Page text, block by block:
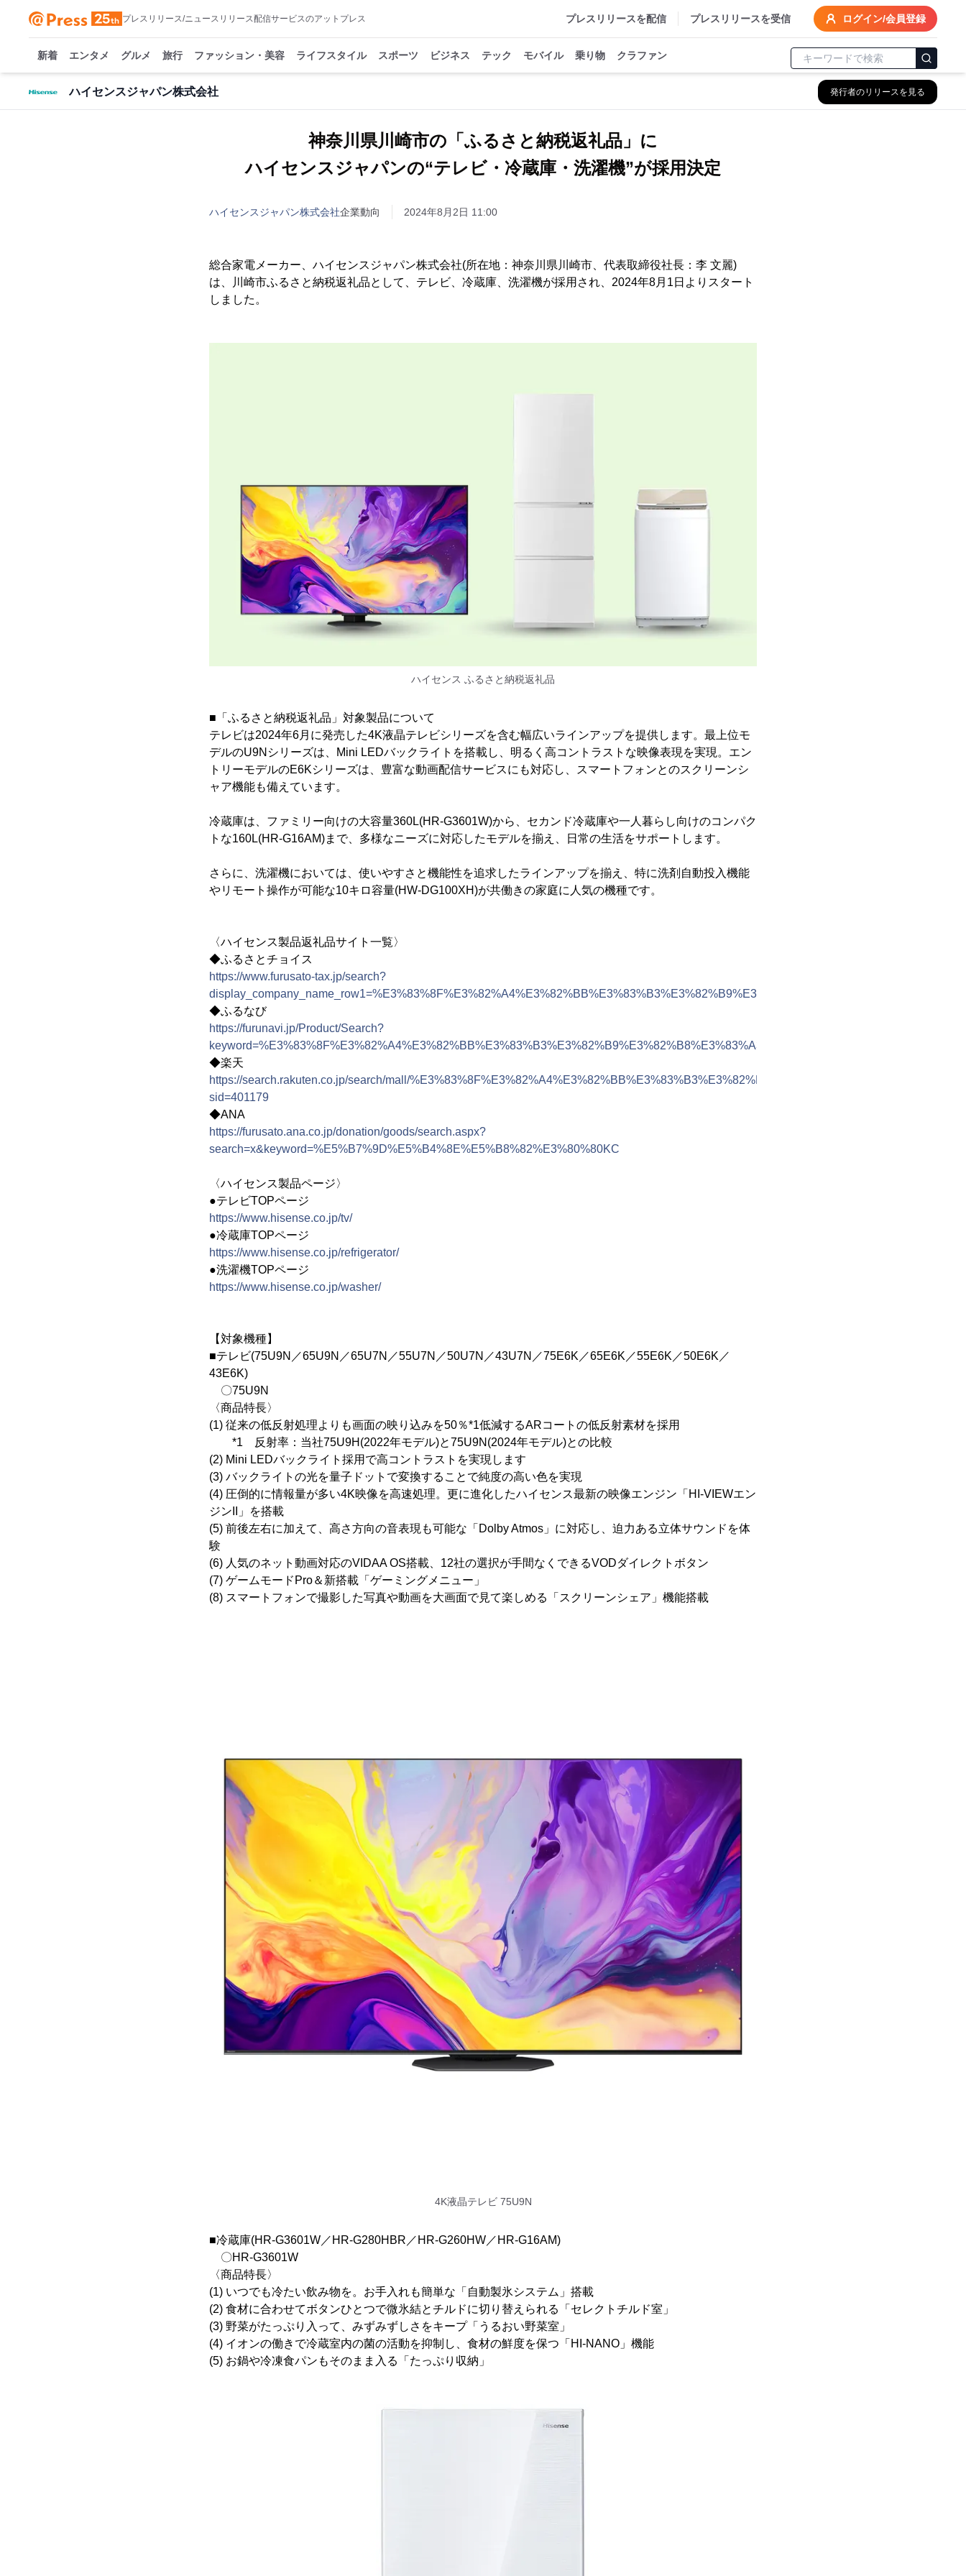
プレスリリース/ニュースリリース配信サービスのアットプレス プレスリリースを配信 プレスリリースを受信 ログイン/会員登録
新着 エンタメ グルメ 旅行 ファッション・美容 ライフスタイル スポーツ ビジネス テック モバイル 乗り物 クラファン
ハイセンスジャパン株式会社 発行者のリリースを見る
神奈川県川崎市の「ふるさと納税返礼品」に
ハイセンスジャパンの“テレビ・冷蔵庫・洗濯機”が採用決定
ハイセンスジャパン株式会社企業動向 2024年8月2日 11:00
総合家電メーカー、ハイセンスジャパン株式会社(所在地：神奈川県川崎市、代表取締役社長：李 文麗)
は、川崎市ふるさと納税返礼品として、テレビ、冷蔵庫、洗濯機が採用され、2024年8月1日よりスタート
しました。
ハイセンス ふるさと納税返礼品
■「ふるさと納税返礼品」対象製品について
テレビは2024年6月に発売した4K液晶テレビシリーズを含む幅広いラインアップを提供します。最上位モ
デルのU9Nシリーズは、Mini LEDバックライトを搭載し、明るく高コントラストな映像表現を実現。エン
トリーモデルのE6Kシリーズは、豊富な動画配信サービスにも対応し、スマートフォンとのスクリーンシ
ャア機能も備えています。
冷蔵庫は、ファミリー向けの大容量360L(HR-G3601W)から、セカンド冷蔵庫や一人暮らし向けのコンパク
トな160L(HR-G16AM)まで、多様なニーズに対応したモデルを揃え、日常の生活をサポートします。
さらに、洗濯機においては、使いやすさと機能性を追求したラインアップを揃え、特に洗剤自動投入機能
やリモート操作が可能な10キロ容量(HW-DG100XH)が共働きの家庭に人気の機種です。
〈ハイセンス製品返礼品サイト一覧〉
◆ふるさとチョイス
https://www.furusato-tax.jp/search?
◆ふるなび
https://furunavi.jp/Product/Search?
keyword=%E3%83%8F%E3%82%A4%E3%82%BB%E3%83%B3%E3%82%B9%E3%82%B8%E3%83%A3%E3%83%91%E3%83%B3
◆楽天
https://search.rakuten.co.jp/search/mall/
sid=401179
◆ANA
https://furusato.ana.co.jp/donation/goods/search.aspx?
search=x&keyword=%E5%B7%9D%E5%B4%8E%E5%B8%82%E3%80%80KC
〈ハイセンス製品ページ〉
●テレビTOPページ
https://www.hisense.co.jp/tv/
●冷蔵庫TOPページ
https://www.hisense.co.jp/refrigerator/
●洗濯機TOPページ
https://www.hisense.co.jp/washer/
【対象機種】
■テレビ(75U9N／65U9N／65U7N／55U7N／50U7N／43U7N／75E6K／65E6K／55E6K／50E6K／
43E6K)
〇75U9N
〈商品特長〉
(1) 従来の低反射処理よりも画面の映り込みを50％*1低減するARコートの低反射素材を採用
*1 反射率：当社75U9H(2022年モデル)と75U9N(2024年モデル)との比較
(2) Mini LEDバックライト採用で高コントラストを実現します
(3) バックライトの光を量子ドットで変換することで純度の高い色を実現
(4) 圧倒的に情報量が多い4K映像を高速処理。更に進化したハイセンス最新の映像エンジン「HI-VIEWエン
ジンII」を搭載
(5) 前後左右に加えて、高さ方向の音表現も可能な「Dolby Atmos」に対応し、迫力ある立体サウンドを体
験
(6) 人気のネット動画対応のVIDAA OS搭載、12社の選択が手間なくできるVODダイレクトボタン
(7) ゲームモードPro＆新搭載「ゲーミングメニュー」
(8) スマートフォンで撮影した写真や動画を大画面で見て楽しめる「スクリーンシェア」機能搭載
4K液晶テレビ 75U9N
■冷蔵庫(HR-G3601W／HR-G280HBR／HR-G260HW／HR-G16AM)
〇HR-G3601W
〈商品特長〉
(1) いつでも冷たい飲み物を。お手入れも簡単な「自動製氷システム」搭載
(2) 食材に合わせてボタンひとつで微氷結とチルドに切り替えられる「セレクトチルド室」
(3) 野菜がたっぷり入って、みずみずしさをキープ「うるおい野菜室」
(4) イオンの働きで冷蔵室内の菌の活動を抑制し、食材の鮮度を保つ「HI-NANO」機能
(5) お鍋や冷凍食パンもそのまま入る「たっぷり収納」